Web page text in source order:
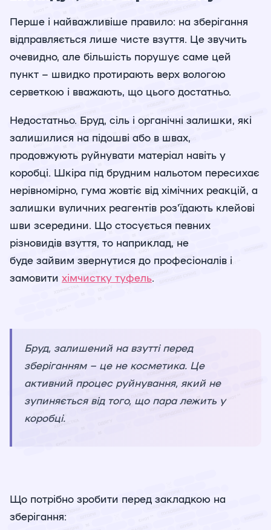
Перше і найважливіше правило: на зберігання
відправляється лише чисте взуття. Це звучить
очевидно, але більшість порушує саме цей
пункт – швидко протирають верх вологою
серветкою і вважають, що цього достатньо.
Недостатньо. Бруд, сіль і органічні залишки, які
залишилися на підошві або в швах,
продовжують руйнувати матеріал навіть у
коробці. Шкіра під брудним нальотом пересихає
нерівномірно, гума жовтіє від хімічних реакцій, а
залишки вуличних реагентів роз'їдають клейові
шви зсередини. Що стосується певних
різновидів взуття, то наприклад, не
буде зайвим звернутися до професіоналів і
замовити хімчистку туфель
Бруд, залишений на взутті перед
зберіганням – це не косметика. Це
активний процес руйнування, який не
зупиняється від того, що пара лежить у
коробці.
Що потрібно зробити перед закладкою на
зберігання: